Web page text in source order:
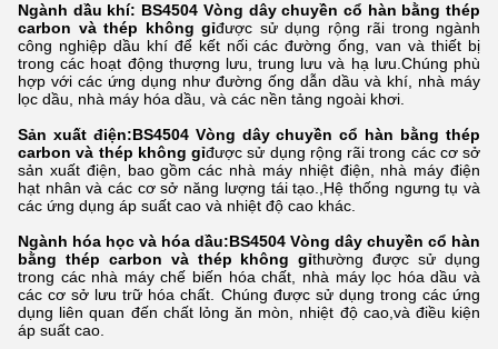
Ngành dầu khí: BS4504 Vòng dây chuyền cổ hàn bằng thép
carbon và thép không gỉđược sử dụng rộng rãi trong ngành
công nghiệp dầu khí để kết nối các đường ống, van và thiết bị
trong các hoạt động thượng lưu, trung lưu và hạ lưu.Chúng phù
hợp với các ứng dụng như đường ống dẫn dầu và khí, nhà máy
lọc dầu, nhà máy hóa dầu, và các nền tảng ngoài khơi.
Sản xuất điện:BS4504 Vòng dây chuyền cổ hàn bằng thép
carbon và thép không gỉđược sử dụng rộng rãi trong các cơ sở
sản xuất điện, bao gồm các nhà máy nhiệt điện, nhà máy điện
hạt nhân và các cơ sở năng lượng tái tạo.,Hệ thống ngưng tụ và
các ứng dụng áp suất cao và nhiệt độ cao khác.
Ngành hóa học và hóa dầu:BS4504 Vòng dây chuyền cổ hàn
bằng thép carbon và thép không gỉthường được sử dụng
trong các nhà máy chế biến hóa chất, nhà máy lọc hóa dầu và
các cơ sở lưu trữ hóa chất. Chúng được sử dụng trong các ứng
dụng liên quan đến chất lỏng ăn mòn, nhiệt độ cao,và điều kiện
áp suất cao.